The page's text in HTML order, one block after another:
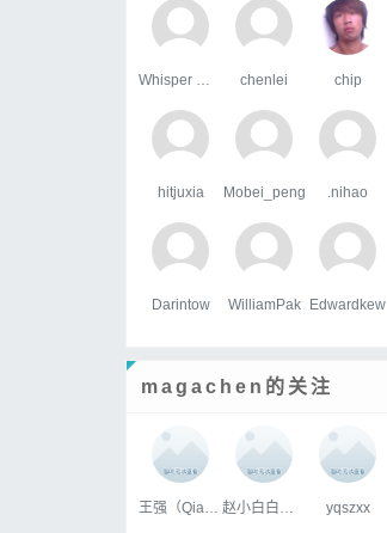
chenlei chip
hitjuxia Mobei_peng .nihao
Darintow WilliamPak Edwardkew
magachen的关注
yqszxx